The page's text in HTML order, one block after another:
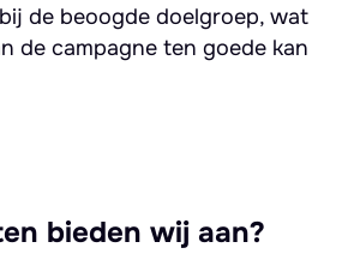
de beoogde doelgroep, wat
de campagne ten goede kan
bieden wij aan?